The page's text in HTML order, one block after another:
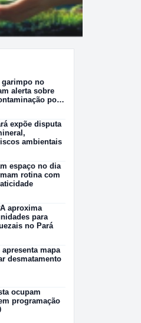
garimpo no
alerta sobre
por
expõe disputa
ambientais
espaço no dia
rotina com
aproxima
para
no Pará
apresenta mapa
desmatamento
ocupam
programação